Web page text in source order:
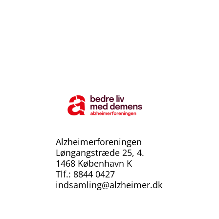
Alzheimerforeningen
Løngangstræde 25, 4.
1468 København K
Tlf.: 8844 0427
indsamling@alzheimer.dk